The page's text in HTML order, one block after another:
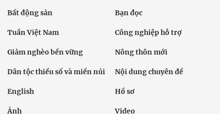
Bất động sản Bạn đọc
Tuần Việt Nam Công nghiệp hỗ trợ
Giảm nghèo bền vững Nông thôn mới
Dân tộc thiểu số và miền núi Nội dung chuyên đề
English Hồ sơ
Ảnh Video